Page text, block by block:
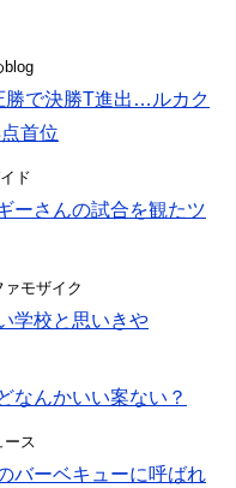
blog
勝で決勝T進出…ルカク
首位
ド
ーさんの試合を観たツ
モザイク
学校と思いきや
なんかいい案ない？
ース
バーベキューに呼ばれ